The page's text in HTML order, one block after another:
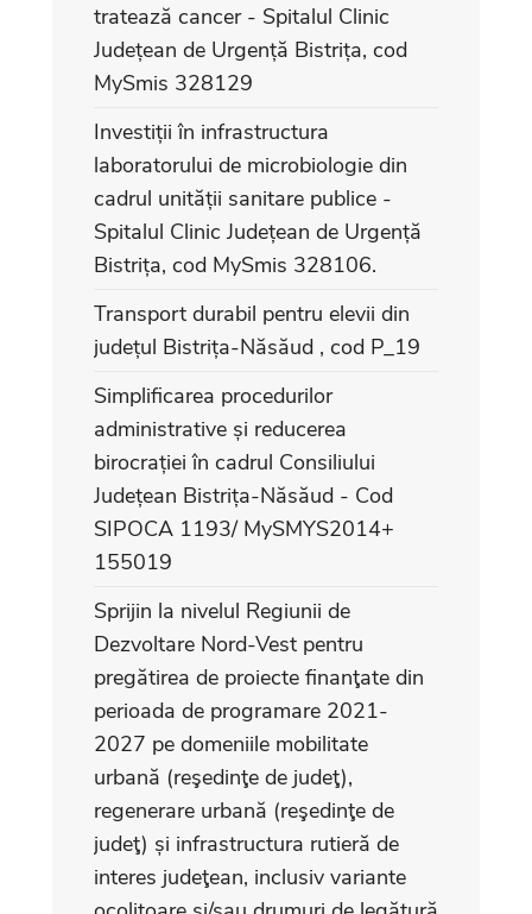
tratează cancer - Spitalul Clinic
Județean de Urgență Bistrița, cod
MySmis 328129
Investiții în infrastructura
laboratorului de microbiologie din
cadrul unității sanitare publice -
Spitalul Clinic Județean de Urgență
Bistrița, cod MySmis 328106.
Transport durabil pentru elevii din
județul Bistrița-Năsăud , cod P_19
Simplificarea procedurilor
administrative și reducerea
birocrației în cadrul Consiliului
Județean Bistrița-Năsăud - Cod
SIPOCA 1193/ MySMYS2014+
155019
Sprijin la nivelul Regiunii de
Dezvoltare Nord-Vest pentru
pregătirea de proiecte finanţate din
perioada de programare 2021-
2027 pe domeniile mobilitate
urbană (reşedinţe de judeţ),
regenerare urbană (reşedinţe de
judeţ) și infrastructura rutieră de
interes judeţean, inclusiv variante